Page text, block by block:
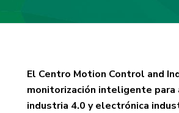
El Centro Motion Control and
monitorización inteligente
industria 4.0 y electrónica